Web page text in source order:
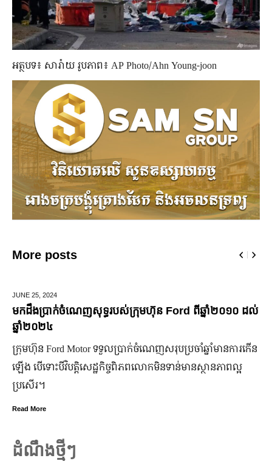
អត្ថបទ៖ សារ៉ាយ រូបភាព៖ AP Photo/Ahn Young-joon
More posts
ចំណេញសុទ្ធរបស់ក្រុមហ៊ុន Ford ពីឆ្នាំ២០១០ ដល់
Motor ទទួលប្រាក់ចំណេញសរុបប្រចាំឆ្នាំមានការកើន
វិបត្តិសេដ្ឋកិច្ចពិភពលោកមិនទាន់មានស្ថានភាពល្អ
មកស្គាល់ពីប្
មហាជន​ពិតជ
កិត្តិយស កេរ្
ដំណឹងថ្មីៗ